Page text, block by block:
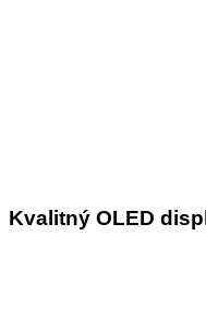
Kvalitný OLED